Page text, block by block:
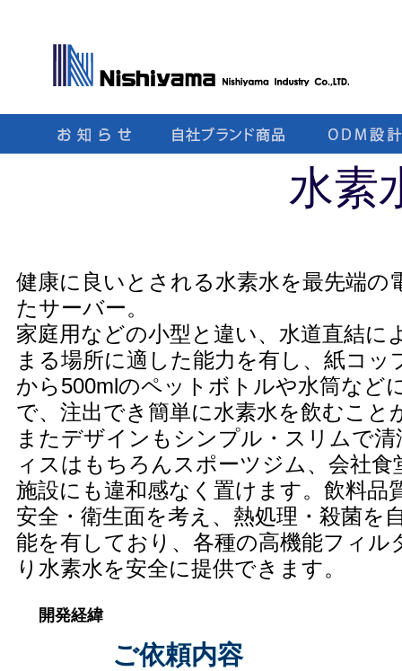
水素
健康に良いとされる水素水を最先端の
たサーバー。
家庭用などの小型と違い、水道直結に
まる場所に適した能力を有し、紙コッ
から500mlのペットボトルや水筒など
で、注出でき簡単に水素水を飲むこと
またデザインもシンプル・スリムで
ィスはもちろんスポーツジム、会社食
施設にも違和感なく置けます。飲料品
安全・衛生面を考え、熱処理・殺菌を
能を有しており、各種の高機能フィル
り水素水を安全に提供できます。
開発経緯
ご依頼内容